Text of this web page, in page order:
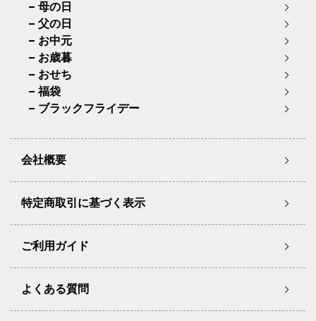
母の日
父の日
お中元
お歳暮
おせち
福袋
ブラックフライデー
会社概要
特定商取引に基づく表示
ご利用ガイド
よくある質問